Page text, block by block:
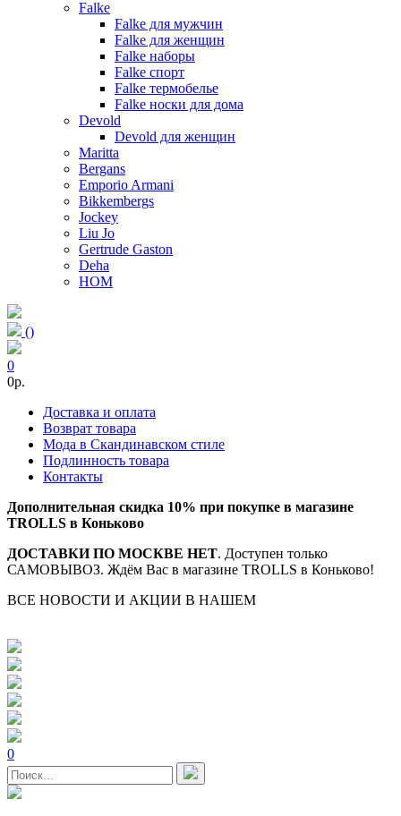
Falke
Falke для мужчин
Falke для женщин
Falke наборы
Falke спорт
Falke термобелье
Falke носки для дома
Devold
Devold для женщин
Maritta
Bergans
Emporio Armani
Bikkembergs
Jockey
Liu Jo
Gertrude Gaston
Deha
HOM
()
0
0p.
Доставка и оплата
Возврат товара
Мода в Скандинавском стиле
Подлинность товара
Контакты
Дополнительная скидка 10% при покупке в магазине
TROLLS в Коньково
ДОСТАВКИ ПО МОСКВЕ НЕТ. Доступен только
САМОВЫВОЗ. Ждём Вас в магазине TROLLS в Коньково!
ВСЕ НОВОСТИ И АКЦИИ В НАШЕМ
0